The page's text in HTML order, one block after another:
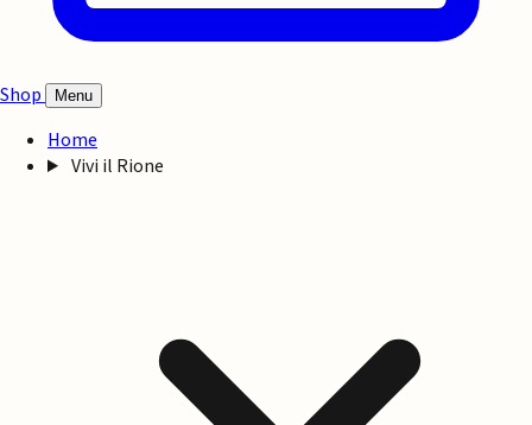
Shop Menu
Home
Vivi il Rione